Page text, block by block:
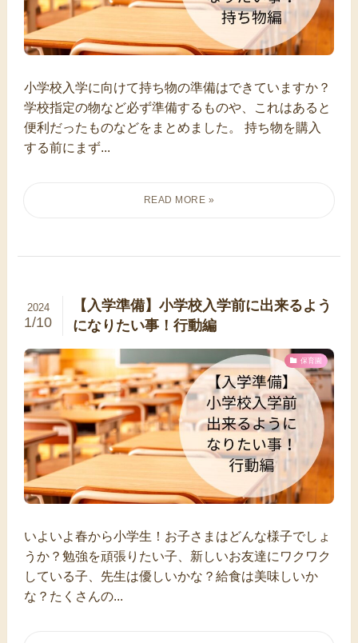
小学校入学に向けて持ち物の準備はできていますか？
学校指定の物など必ず準備するものや、これはあると
便利だったものなどをまとめました。 持ち物を購入
する前にまず...
【入学準備】小学校入学前に出来るよう
になりたい事！行動編
2024
1/10
保育園
いよいよ春から小学生！お子さまはどんな様子でしょ
うか？勉強を頑張りたい子、新しいお友達にワクワク
している子、先生は優しいかな？給食は美味しいか
な？たくさんの...